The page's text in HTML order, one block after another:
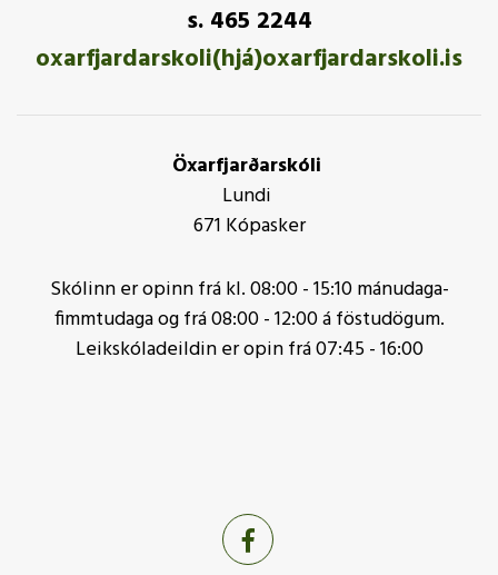
s. 465 2244
oxarfjardarskoli(hjá)oxarfjardarskoli.is
Öxarfjarðarskóli
Lundi
671 Kópasker
Skólinn er opinn frá kl. 08:00 - 15:10 mánudaga-
fimmtudaga og frá 08:00 - 12:00 á föstudögum.
Leikskóladeildin er opin frá 07:45 - 16:00